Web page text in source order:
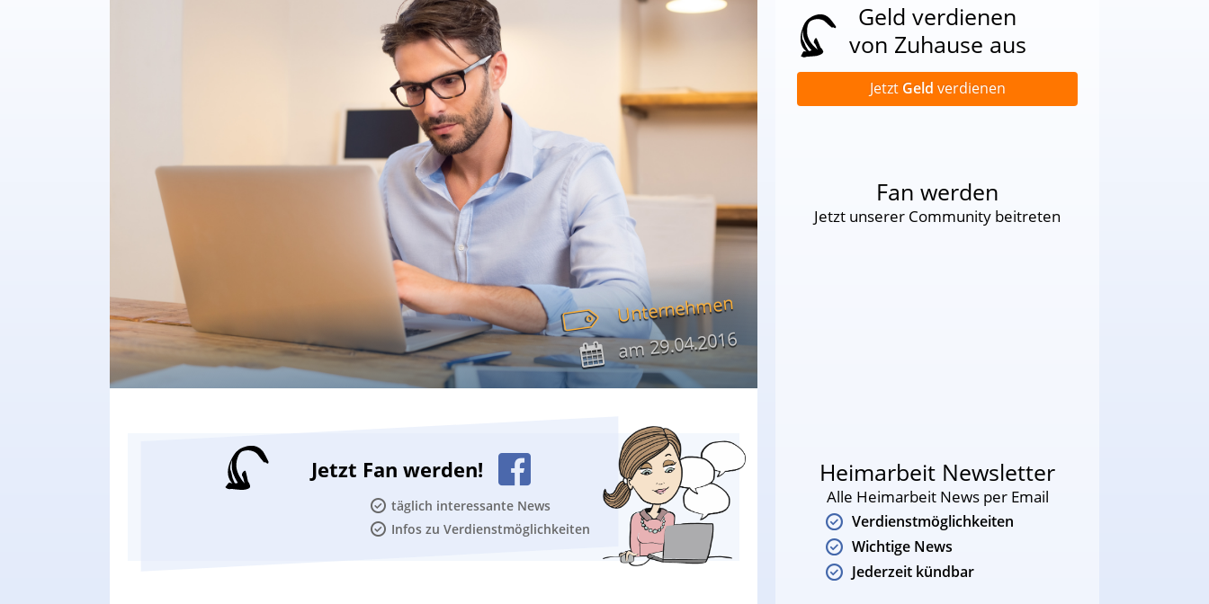
Unternehmen
am29.04.2016
Jetzt Fan werden!
täglich interessante News
Infos zu Verdienstmöglichkeiten
Geld verdienen
von Zuhause aus
Jetzt Geld verdienen
Fan werden
Jetzt unserer Community beitreten
Heimarbeit Newsletter
Alle Heimarbeit News per Email
Verdienstmöglichkeiten
Wichtige News
Jederzeit kündbar